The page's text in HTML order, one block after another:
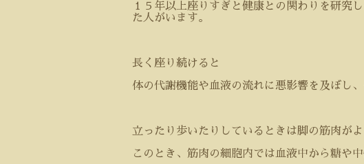
１５年以上座りすぎと健康との関わりを研究
た人がいます。
長く座り続けると
体の代謝機能や血液の流れに悪影響を及ぼし
立ったり歩いたりしているときは脚の筋肉がよ
このとき、筋肉の細胞内では血液中から糖や